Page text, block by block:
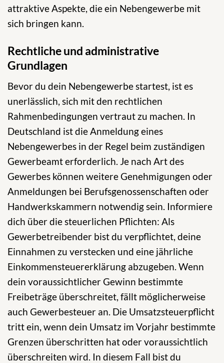
attraktive Aspekte, die ein Nebengewerbe mit
sich bringen kann.
Rechtliche und administrative
Grundlagen
Bevor du dein Nebengewerbe startest, ist es
unerlässlich, sich mit den rechtlichen
Rahmenbedingungen vertraut zu machen. In
Deutschland ist die Anmeldung eines
Nebengewerbes in der Regel beim zuständigen
Gewerbeamt erforderlich. Je nach Art des
Gewerbes können weitere Genehmigungen oder
Anmeldungen bei Berufsgenossenschaften oder
Handwerkskammern notwendig sein. Informiere
dich über die steuerlichen Pflichten: Als
Gewerbetreibender bist du verpflichtet, deine
Einnahmen zu verstecken und eine jährliche
Einkommensteuererklärung abzugeben. Wenn
dein voraussichtlicher Gewinn bestimmte
Freibeträge überschreitet, fällt möglicherweise
auch Gewerbesteuer an. Die Umsatzsteuerpflicht
tritt ein, wenn dein Umsatz im Vorjahr bestimmte
Grenzen überschritten hat oder voraussichtlich
überschreiten wird. In diesem Fall bist du